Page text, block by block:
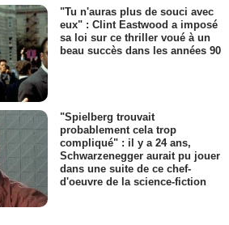
"Tu n'auras plus de souci avec
eux" : Clint Eastwood a imposé
sa loi sur ce thriller voué à un
beau succès dans les années 90
"Spielberg trouvait
probablement cela trop
compliqué" : il y a 24 ans,
Schwarzenegger aurait pu jouer
dans une suite de ce chef-
d'oeuvre de la science-fiction